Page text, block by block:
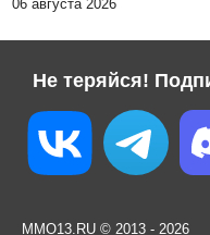
06 августа 2026
Не теряйся!
MMO13.RU © 2013 - 2026